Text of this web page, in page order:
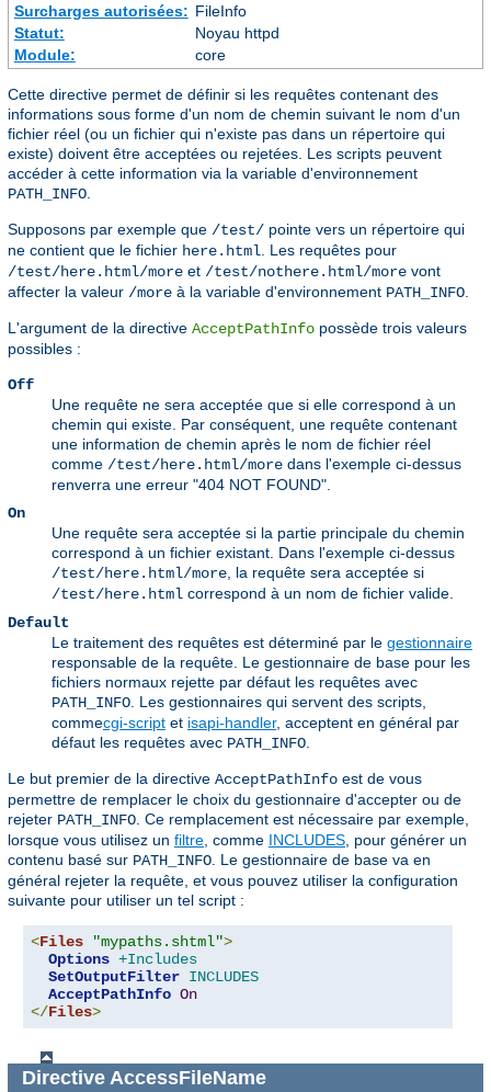
Surcharges autorisées: FileInfo
Statut:
Noyau httpd
Module:
core
Cette directive permet de définir si les requêtes contenant des
informations sous forme d'un nom de chemin suivant le nom d'un
fichier réel (ou un fichier qui n'existe pas dans un répertoire qui
existe) doivent être acceptées ou rejetées. Les scripts peuvent
accéder à cette information via la variable d'environnement
PATH_INFO
Supposons par exemple que /test/ pointe vers un répertoire qui
ne contient que le fichier here.html . Les requêtes pour
/test/here.html/more et /test/nothere.html/more vont
affecter la valeur /more à la variable d'environnement PATH_INFO
L'argument de la directive AcceptPathInfo possède trois valeurs
possibles :
Off
Une requête ne sera acceptée que si elle correspond à un
chemin qui existe. Par conséquent, une requête contenant
une information de chemin après le nom de fichier réel
comme /test/here.html/more dans l'exemple ci-dessus
renverra une erreur "404 NOT FOUND".
On
Une requête sera acceptée si la partie principale du chemin
correspond à un fichier existant. Dans l'exemple ci-dessus
/test/here.html/more , la requête sera acceptée si
/test/here.html correspond à un nom de fichier valide.
Default
Le traitement des requêtes est déterminé par le gestionnaire
responsable de la requête. Le gestionnaire de base pour les
fichiers normaux rejette par défaut les requêtes avec
PATH_INFO . Les gestionnaires qui servent des scripts,
commecgi-script et isapi-handler, acceptent en général par
défaut les requêtes avec PATH_INFO
Le but premier de la directive AcceptPathInfo est de vous
permettre de remplacer le choix du gestionnaire d'accepter ou de
rejeter PATH_INFO . Ce remplacement est nécessaire par exemple,
lorsque vous utilisez un filtre , comme INCLUDES , pour générer un
contenu basé sur PATH_INFO . Le gestionnaire de base va en
général rejeter la requête, et vous pouvez utiliser la configuration
suivante pour utiliser un tel script :
<Files "mypaths.shtml">
Options +Includes
SetOutputFilter INCLUDES
AcceptPathInfo On
</Files>
Directive AccessFileName